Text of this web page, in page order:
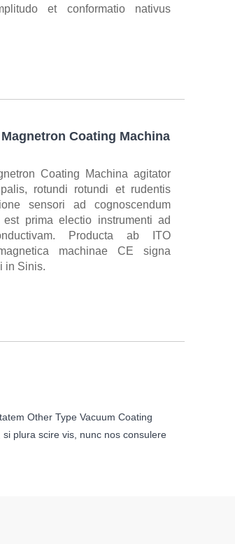
et conformatio nativus
Coating Machina
Coating Machina agitator
rotundi rotundi et rudentis
sensori ad cognoscendum
est prima electio instrumenti ad
Producta ab ITO
machinae CE signa
in Sinis.
Other Type Vacuum Coating
plura scire vis, nunc nos consulere